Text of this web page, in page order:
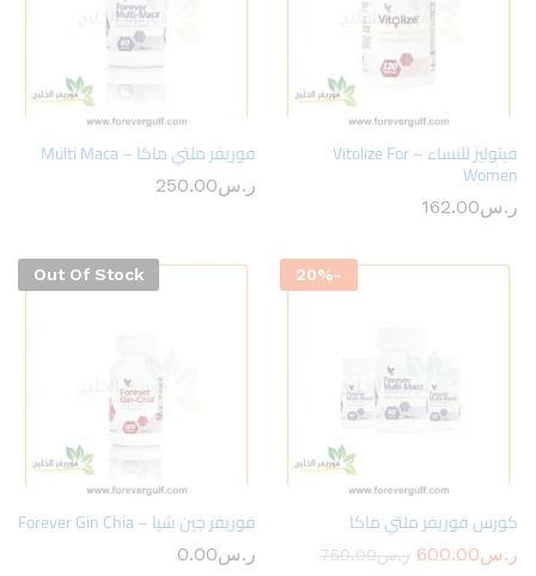
فيتوليز للنساء – Vitolize For
Women
ر.س162.00
فوريفر ملتي ماكا – Multi Maca
ر.س250.00
-
20%
كورس فوريفر ملتي ماكا
ر.س600.00 ر.س750.00
Out Of Stock
فوريفر جين شيا – Forever Gin Chia
ر.س0.00